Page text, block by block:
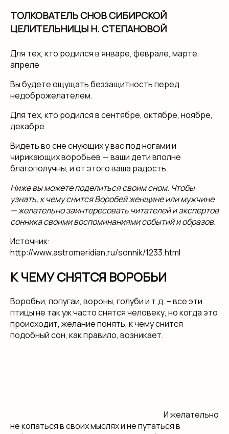
ТОЛКОВАТЕЛЬ СНОВ СИБИРСКОЙ
ЦЕЛИТЕЛЬНИЦЫ Н. СТЕПАНОВОЙ
Для тех, кто родился в январе, феврале, марте,
апреле
Вы будете ощущать беззащитность перед
недоброжелателем.
Для тех, кто родился в сентябре, октябре, ноябре,
декабре
Видеть во сне снующих у вас под ногами и
чирикающих воробьев — ваши дети вполне
благополучны, и от этого ваша радость.
Ниже вы можете поделиться своим сном. Чтобы
узнать, к чему снится Воробей женщине или мужчине
— желательно заинтересовать читателей и экспертов
сонника своими воспоминаниями событий и образов.
Источник:
http://www.astromeridian.ru/sonnik/1233.html
К ЧЕМУ СНЯТСЯ ВОРОБЬИ
Воробьи, попугаи, вороны, голуби и т.д. – все эти
птицы не так уж часто снятся человеку, но когда это
происходит, желание понять, к чему снится
подобный сон, как правило, возникает.
И желательно
не копаться в своих мыслях и не путаться в